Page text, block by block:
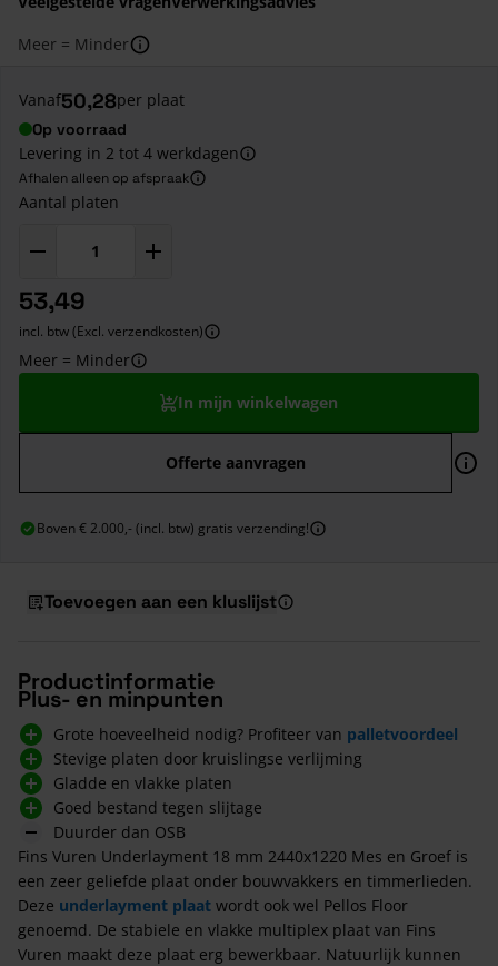
Meer = Minder
Vanaf50,28per plaat
Op voorraad
Levering in 2 tot 4 werkdagen
Afhalen alleen op afspraak
Aantal platen
53,49
incl. btw (Excl. verzendkosten)
Meer = Minder
In mijn winkelwagen
Offerte aanvragen
Boven € 2.000,- (incl. btw) gratis verzending!
Toevoegen aan een kluslijst
Productinformatie
Plus- en minpunten
Grote hoeveelheid nodig? Profiteer van palletvoordeel
Stevige platen door kruislingse verlijming
Gladde en vlakke platen
Goed bestand tegen slijtage
Duurder dan OSB
Fins Vuren Underlayment 18 mm 2440x1220 Mes en Groef is
een zeer geliefde plaat onder bouwvakkers en timmerlieden.
Deze underlayment plaat wordt ook wel Pellos Floor
genoemd. De stabiele en vlakke multiplex plaat van Fins
Vuren maakt deze plaat erg bewerkbaar. Natuurlijk kunnen